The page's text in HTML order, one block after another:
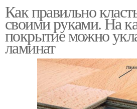
Как правильно
своими руками. На
покрытие можно
ламинат